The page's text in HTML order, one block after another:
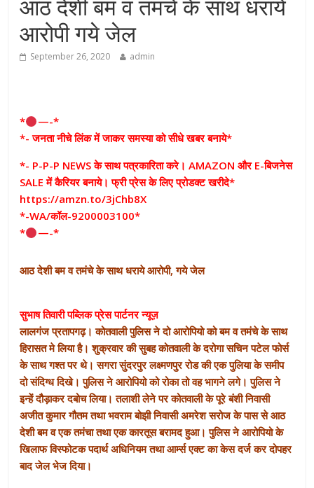
आठ देशी बम व तमंचे के साथ धराये
आरोपी गये जेल
September 26, 2020 admin
*
—-*
*- जनता नीचे लिंक में जाकर समस्या को सीधे खबर बनाये*
*- P-P-P NEWS के साथ पत्रकारिता करे। AMAZON और E-बिजनेस
SALE में कैरियर बनाये। फ्री प्रेस के लिए प्रोडक्ट खरीदे*
https://amzn.to/3jChb8X
*-WA/कॉल-9200003100*
*
—-*
आठ देशी बम व तमंचे के साथ धराये आरोपी, गये जेल
सुभाष तिवारी पब्लिक प्रेस पार्टनर न्यूज़
लालगंज प्रतापगढ़। कोतवाली पुलिस ने दो आरोपियो को बम व तमंचे के साथ
हिरासत मे लिया है। शुक्रवार की सुबह कोतवाली के दरोगा सचिन पटेल फोर्स
के साथ गश्त पर थे। सगरा सुंदरपुर लक्ष्मणपुर रोड की एक पुलिया के समीप
दो संदिग्ध दिखे। पुलिस ने आरोपियो को रोका तो वह भागने लगे। पुलिस ने
इन्हें दौड़ाकर दबोच लिया। तलाशी लेने पर कोतवाली के पूरे बंशी निवासी
अजीत कुमार गौतम तथा भवराम बोझी निवासी अमरेश सरोज के पास से आठ
देशी बम व एक तमंचा तथा एक कारतूस बरामद हुआ। पुलिस ने आरोपियो के
खिलाफ विस्फोटक पदार्थ अधिनियम तथा आर्म्स एक्ट का केस दर्ज कर दोपहर
बाद जेल भेज दिया।